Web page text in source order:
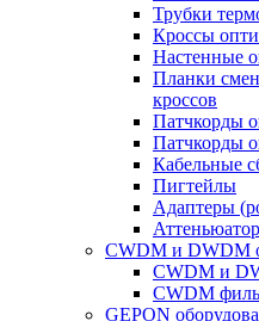
Трубки
Кроссы
Настенные
Планки
кроссов
Патчкорды
Патчкорды
Кабельные
Пигтейлы
Адаптеры
CWDM и DWDM
CWDM и
CWDM
GEPON